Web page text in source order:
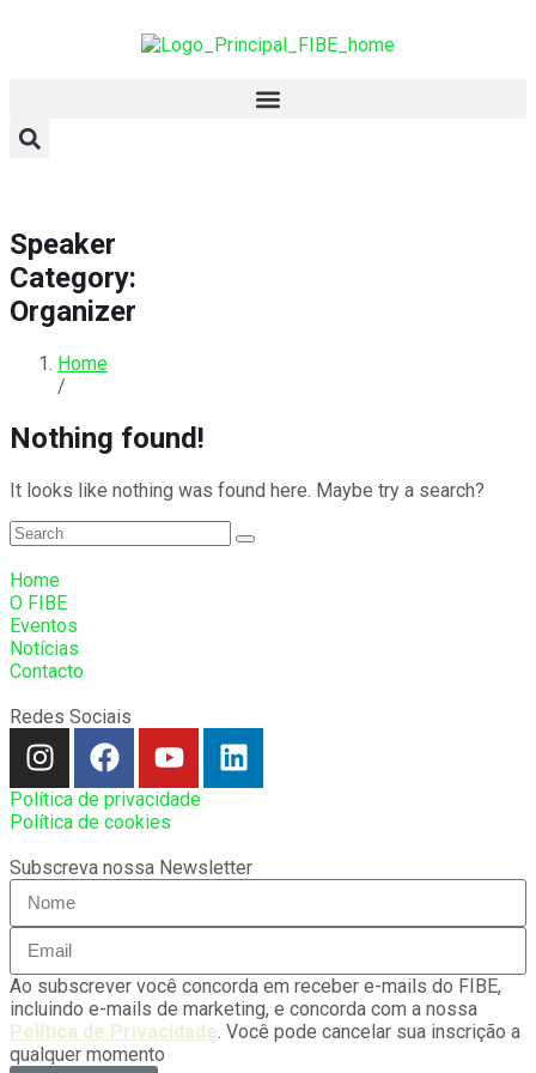
Speaker
Category:
Organizer
Home
/
Nothing found!
It looks like nothing was found here. Maybe try a search?
Home
O FIBE
Eventos
Notícias
Contacto
Redes Sociais
Política de privacidade
Política de cookies
Subscreva nossa Newsletter
Ao subscrever você concorda em receber e-mails do FIBE,
incluindo e-mails de marketing, e concorda com a nossa
Política de Privacidade. Você pode cancelar sua inscrição a
qualquer momento